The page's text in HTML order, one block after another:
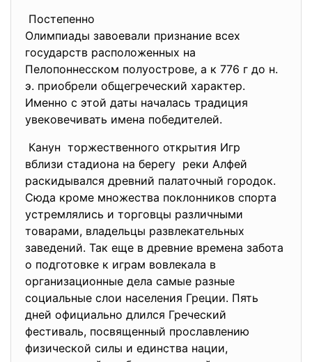
Постепенно
Олимпиады завоевали признание всех
государств расположенных на
Пелопоннесском полуострове, а к 776 г до н.
э. приобрели общегреческий характер.
Именно с этой даты началась традиция
увековечивать имена победителей.
Канун торжественного открытия Игр
вблизи стадиона на берегу реки Алфей
раскидывался древний палаточный городок.
Сюда кроме множества поклонников спорта
устремлялись и торговцы различными
товарами, владельцы развлекательных
заведений. Так еще в древние времена забота
о подготовке к играм вовлекала в
организационные дела самые разные
социальные слои населения Греции. Пять
дней официально длился Греческий
фестиваль, посвященный прославлению
физической силы и единства нации,